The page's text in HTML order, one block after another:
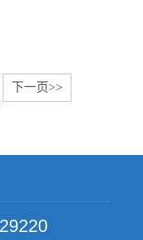
下一页>>